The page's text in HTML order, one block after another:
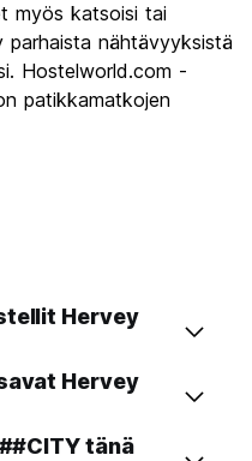
myös katsoisi tai
parhaista nähtävyyksistä
Hostelworld.com -
patikkamatkojen
Hervey
Hervey
tänä